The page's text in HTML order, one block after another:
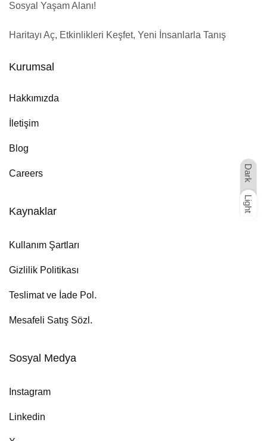
Sosyal Yaşam Alanı!
Haritayı Aç, Etkinlikleri Keşfet, Yeni İnsanlarla Tanış
Kurumsal
Hakkımızda
İletişim
Blog
Careers
Kaynaklar
Kullanım Şartları
Gizlilik Politikası
Teslimat ve İade Pol.
Mesafeli Satış Sözl.
Sosyal Medya
Instagram
Linkedin
Dark
Light
Dark
Light